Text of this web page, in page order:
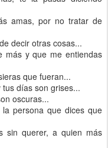
amas, por no tratar de
decir otras cosas...
más y que me entiendas
que fueran...
días son grises...
oscuras...
persona que dices que
sin querer, a quien más